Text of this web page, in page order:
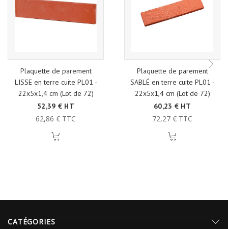
Plaquette de parement
LISSE en terre cuite PL01 -
22x5x1,4 cm (Lot de 72)
52,39 € HT
62,86 € TTC
Plaquette de parement
SABLÉ en terre cuite PL01 -
22x5x1,4 cm (Lot de 72)
60,23 € HT
72,27 € TTC
CATÉGORIES